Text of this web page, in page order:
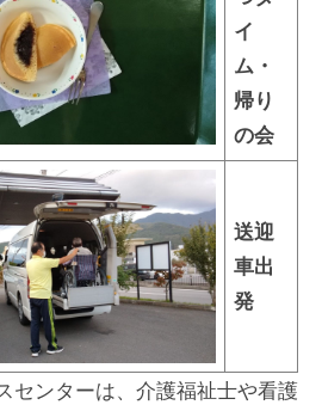
イ
ム・
帰り
の会
送迎
車出
発
センターは、介護福祉士や看護